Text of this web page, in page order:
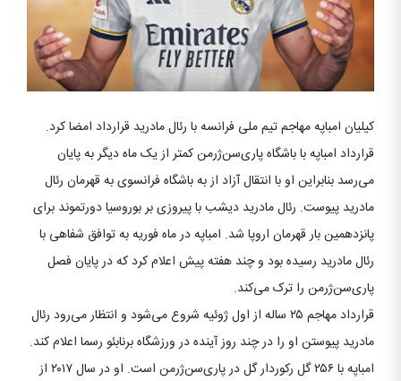
کیلیان امباپه مهاجم تیم ملی فرانسه با رئال مادرید قرارداد امضا کرد.
قرارداد امباپه با باشگاه پاری‌سن‌ژرمن کمتر از یک ماه دیگر به پایان
می‌رسد بنابراین او با انتقال آزاد از به باشگاه فرانسوی به قهرمان رئال
مادرید پیوست. رئال مادرید دیشب با پیروزی بر بوروسیا دورتموند برای
پانزدهمین بار قهرمان اروپا شد. امباپه در ماه فوریه به توافق شفاهی با
رئال مادرید رسیده بود و چند هفته پیش اعلام کرد که در پایان فصل
پاری‌سن‌ژرمن را ترک می‌کند.
قرارداد مهاجم ۲۵ ساله از اول ژوئیه شروع می‌شود و انتظار می‌رود رئال
مادرید پیوستن او را در چند روز آینده در ورزشگاه برنابئو رسما اعلام کند.
امباپه با ۲۵۶ گل رکوردار گل در پاری‌سن‌ژرمن است. او در سال ۲۰۱۷ از